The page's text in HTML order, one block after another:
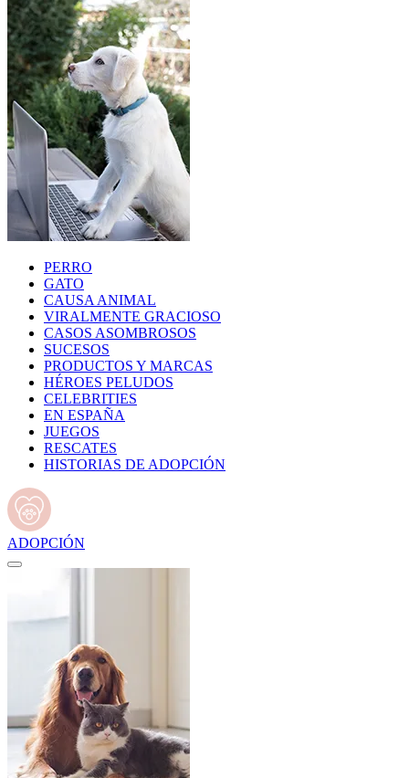
PERRO
GATO
CAUSA ANIMAL
VIRALMENTE GRACIOSO
CASOS ASOMBROSOS
SUCESOS
PRODUCTOS Y MARCAS
HÉROES PELUDOS
CELEBRITIES
EN ESPAÑA
JUEGOS
RESCATES
HISTORIAS DE ADOPCIÓN
ADOPCIÓN